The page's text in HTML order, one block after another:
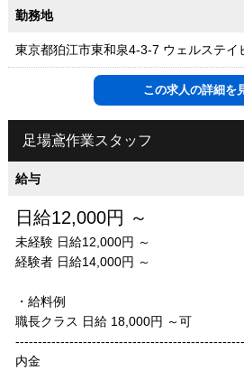
勤務地
東京都狛江市東和泉4-3-7 ウェルステイ
この求人の詳細を
足場鳶作業スタッフ
給与
日給12,000円 ～
未経験 日給12,000円 ～
経験者 日給14,000円 ～
・給料例
職長クラス 日給 18,000円 ～可
---------------------------------------------------
内金